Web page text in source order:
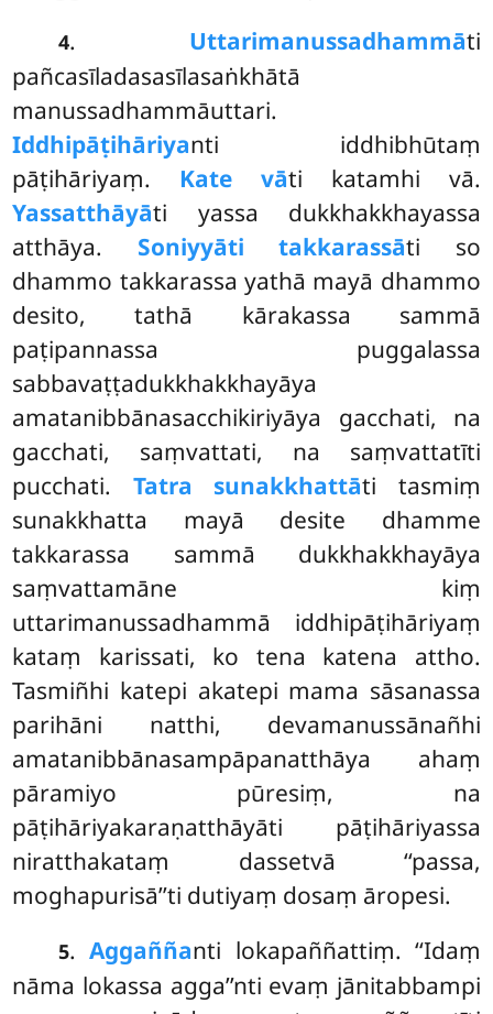
4. Uttarimanussadhammāti
pañcasīladasasīlasaṅkhātā
manussadhammāuttari.
Iddhipāṭihāriyanti iddhibhūtaṃ
pāṭihāriyaṃ. Kate vāti katamhi vā.
Yassatthāyāti yassa dukkhakkhayassa
atthāya. Soniyyāti takkarassāti so
dhammo takkarassa yathā mayā dhammo
desito, tathā kārakassa sammā
paṭipannassa puggalassa
sabbavaṭṭadukkhakkhayāya
amatanibbānasacchikiriyāya gacchati, na
gacchati, saṃvattati, na saṃvattatīti
pucchati. Tatra sunakkhattāti tasmiṃ
sunakkhatta mayā desite dhamme
takkarassa sammā dukkhakkhayāya
saṃvattamāne kiṃ
uttarimanussadhammā iddhipāṭihāriyaṃ
kataṃ karissati, ko tena katena attho.
Tasmiñhi katepi akatepi mama sāsanassa
parihāni natthi, devamanussānañhi
amatanibbānasampāpanatthāya ahaṃ
pāramiyo pūresiṃ, na
pāṭihāriyakaraṇatthāyāti pāṭihāriyassa
niratthakataṃ dassetvā ‘‘passa,
moghapurisā’’ti dutiyaṃ dosaṃ āropesi.
5.Aggaññanti lokapaññattiṃ. ‘‘Idaṃ
nāma lokassa agga’’nti evaṃ jānitabbampi